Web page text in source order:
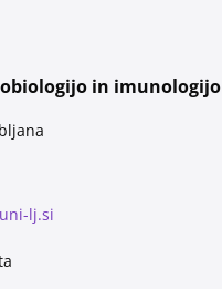
in imunologijo
lj.si